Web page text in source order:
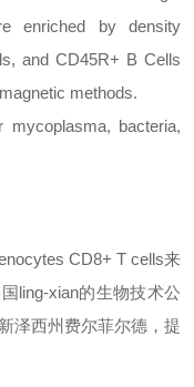
enriched by density
and CD45R+ B Cells
methods.
bacteria,
CD8+ T cells来
ling-xian的生物技术公
泽西州费尔菲尔德，提